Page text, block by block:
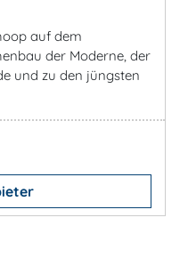
auf dem
der Moderne, der
und zu den jüngsten